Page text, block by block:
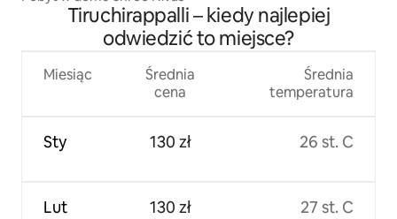
Tiruchirappalli – kiedy najlepiej
odwiedzić to miejsce?
Miesiąc
Sty
Lut
Średnia
cena
130 zł
130 zł
Średnia
temperatura
26 st. C
27 st. C